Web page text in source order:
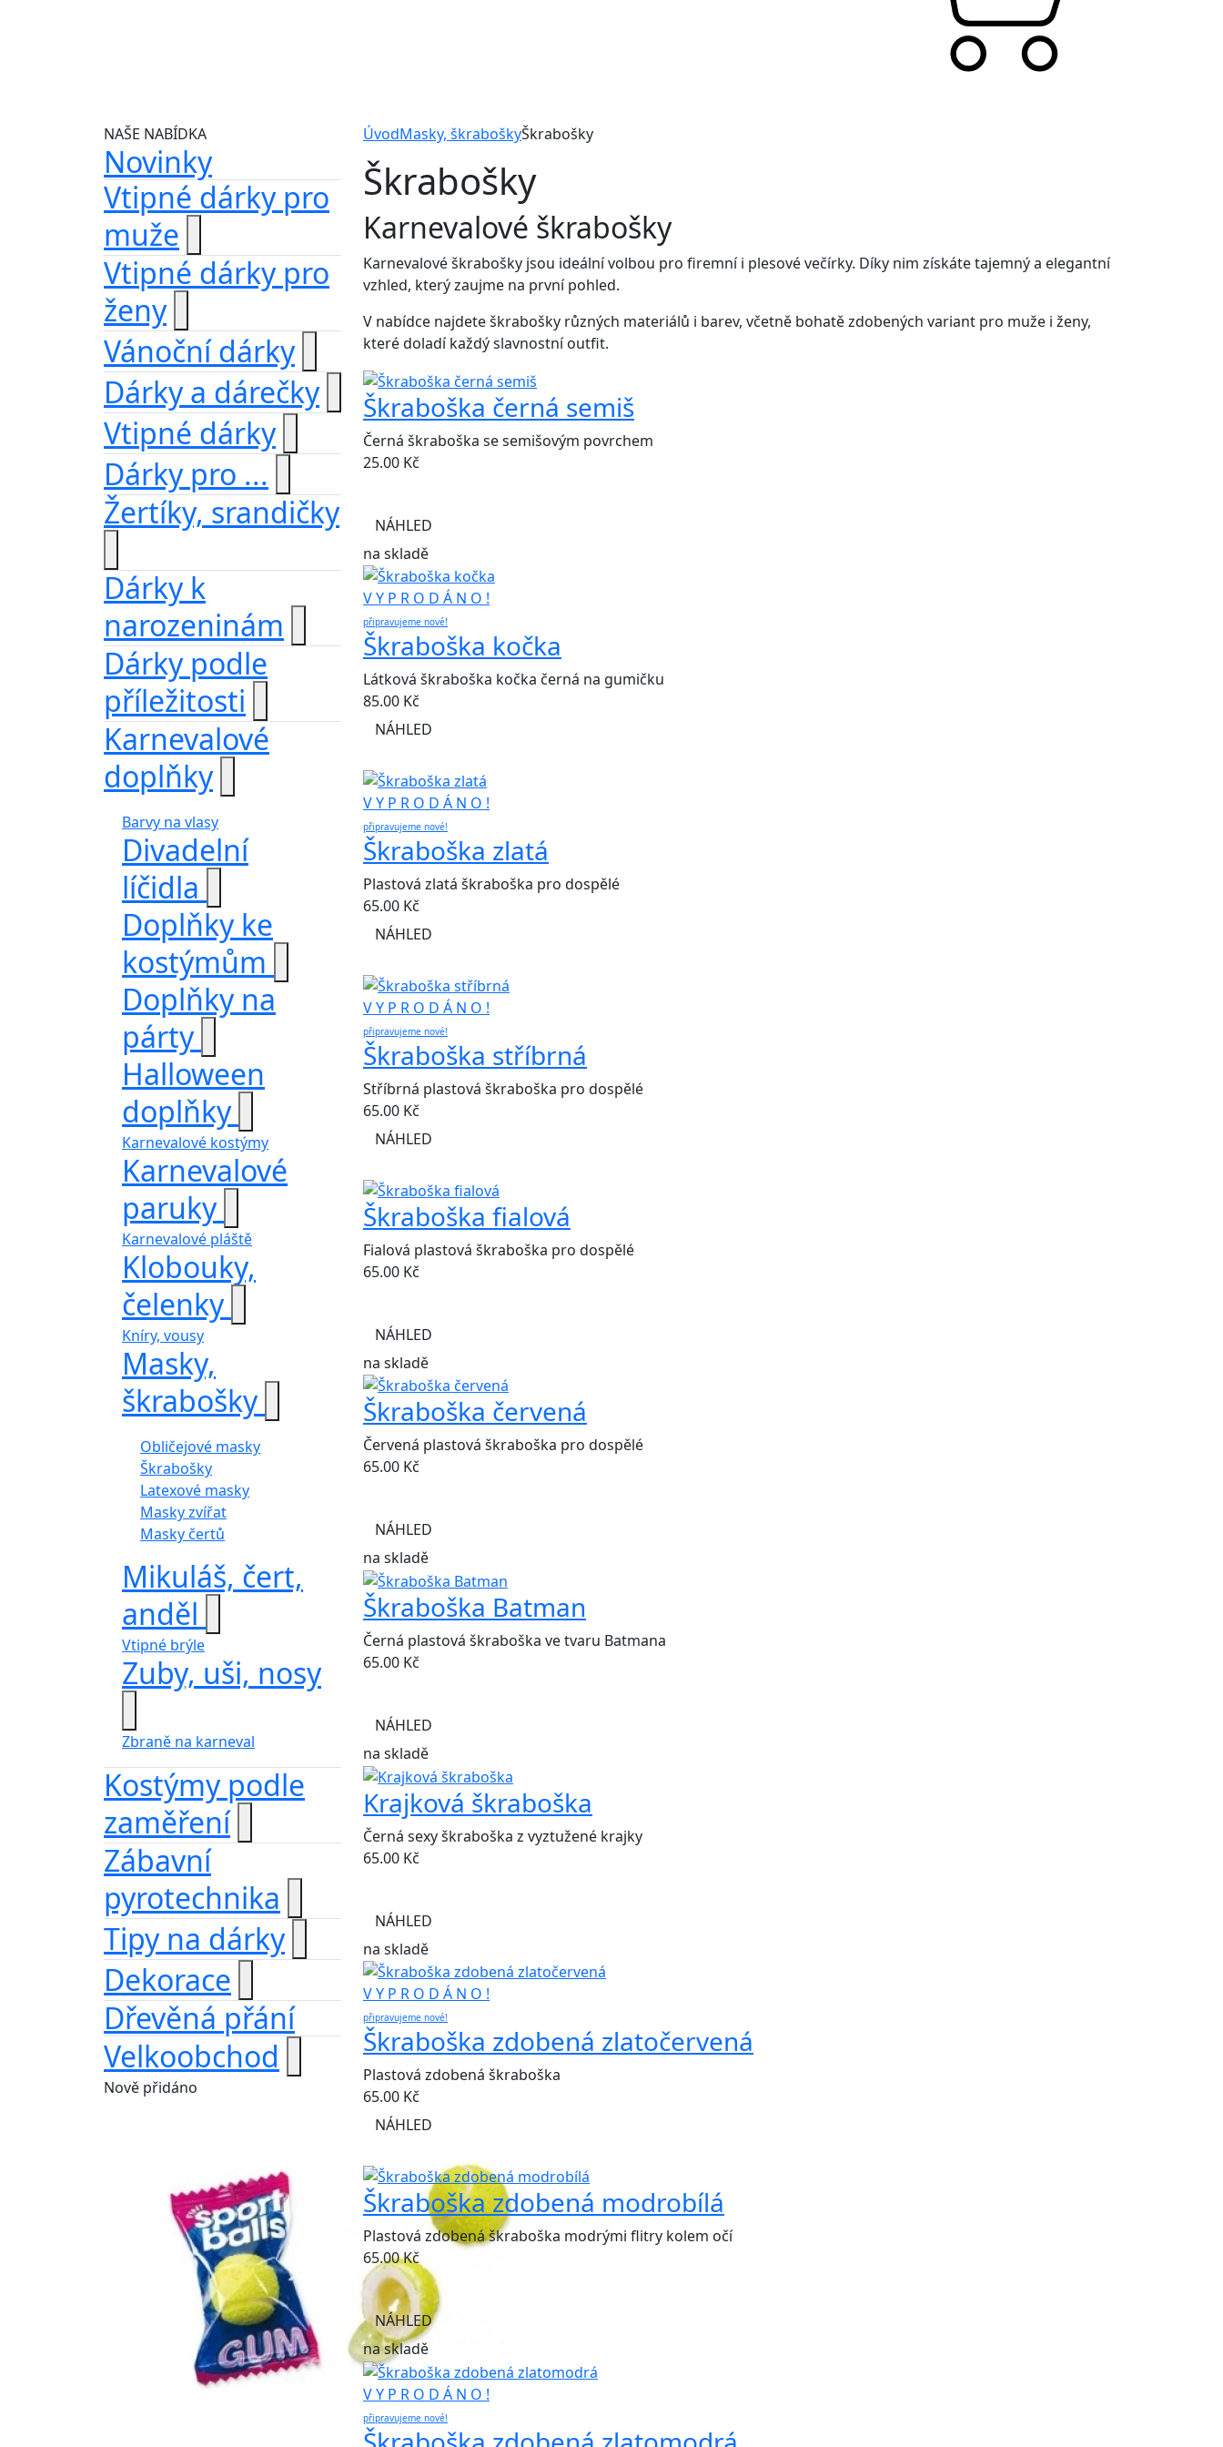
NAŠE NABÍDKA
Novinky
Vtipné dárky pro
muže
Vtipné dárky pro
ženy
Vánoční dárky
Dárky a dárečky
Vtipné dárky
Dárky pro ...
Žertíky, srandičky
Dárky k
narozeninám
Dárky podle
příležitosti
Karnevalové
doplňky
Barvy na vlasy
Divadelní
líčidla
Doplňky ke
kostýmům
Doplňky na
párty
Halloween
doplňky
Karnevalové kostýmy
Karnevalové
paruky
Karnevalové pláště
Klobouky,
čelenky
Kníry, vousy
Masky,
škrabošky
Obličejové masky
Škrabošky
Latexové masky
Masky zvířat
Masky čertů
Mikuláš, čert,
anděl
Vtipné brýle
Zuby, uši, nosy
Zbraně na karneval
Kostýmy podle
zaměření
Zábavní
pyrotechnika
Tipy na dárky
Dekorace
Dřevěná přání
Velkoobchod
Nově přidáno
ÚvodMasky, škraboškyŠkrabošky
Škrabošky
Karnevalové škrabošky
Karnevalové škrabošky jsou ideální volbou pro firemní i plesové večírky. Díky nim získáte tajemný a elegantní
vzhled, který zaujme na první pohled.
V nabídce najdete škrabošky různých materiálů i barev, včetně bohatě zdobených variant pro muže i ženy,
které doladí každý slavnostní outfit.
Škraboška černá semiš
Černá škraboška se semišovým povrchem
25.00 Kč
NÁHLED
na skladě
V Y P R O D Á N O !
připravujeme nové!
Škraboška kočka
Látková škraboška kočka černá na gumičku
85.00 Kč
NÁHLED
V Y P R O D Á N O !
připravujeme nové!
Škraboška zlatá
Plastová zlatá škraboška pro dospělé
65.00 Kč
NÁHLED
V Y P R O D Á N O !
připravujeme nové!
Škraboška stříbrná
Stříbrná plastová škraboška pro dospělé
65.00 Kč
NÁHLED
Škraboška fialová
Fialová plastová škraboška pro dospělé
65.00 Kč
NÁHLED
na skladě
Škraboška červená
Červená plastová škraboška pro dospělé
65.00 Kč
NÁHLED
na skladě
Škraboška Batman
Černá plastová škraboška ve tvaru Batmana
65.00 Kč
NÁHLED
na skladě
Krajková škraboška
Černá sexy škraboška z vyztužené krajky
65.00 Kč
NÁHLED
na skladě
V Y P R O D Á N O !
připravujeme nové!
Škraboška zdobená zlatočervená
Plastová zdobená škraboška
65.00 Kč
NÁHLED
Škraboška zdobená modrobílá
Plastová zdobená škraboška modrými flitry kolem očí
65.00Kč
NÁHLED
na skladě
V Y P R O D Á N O !
připravujeme nové!